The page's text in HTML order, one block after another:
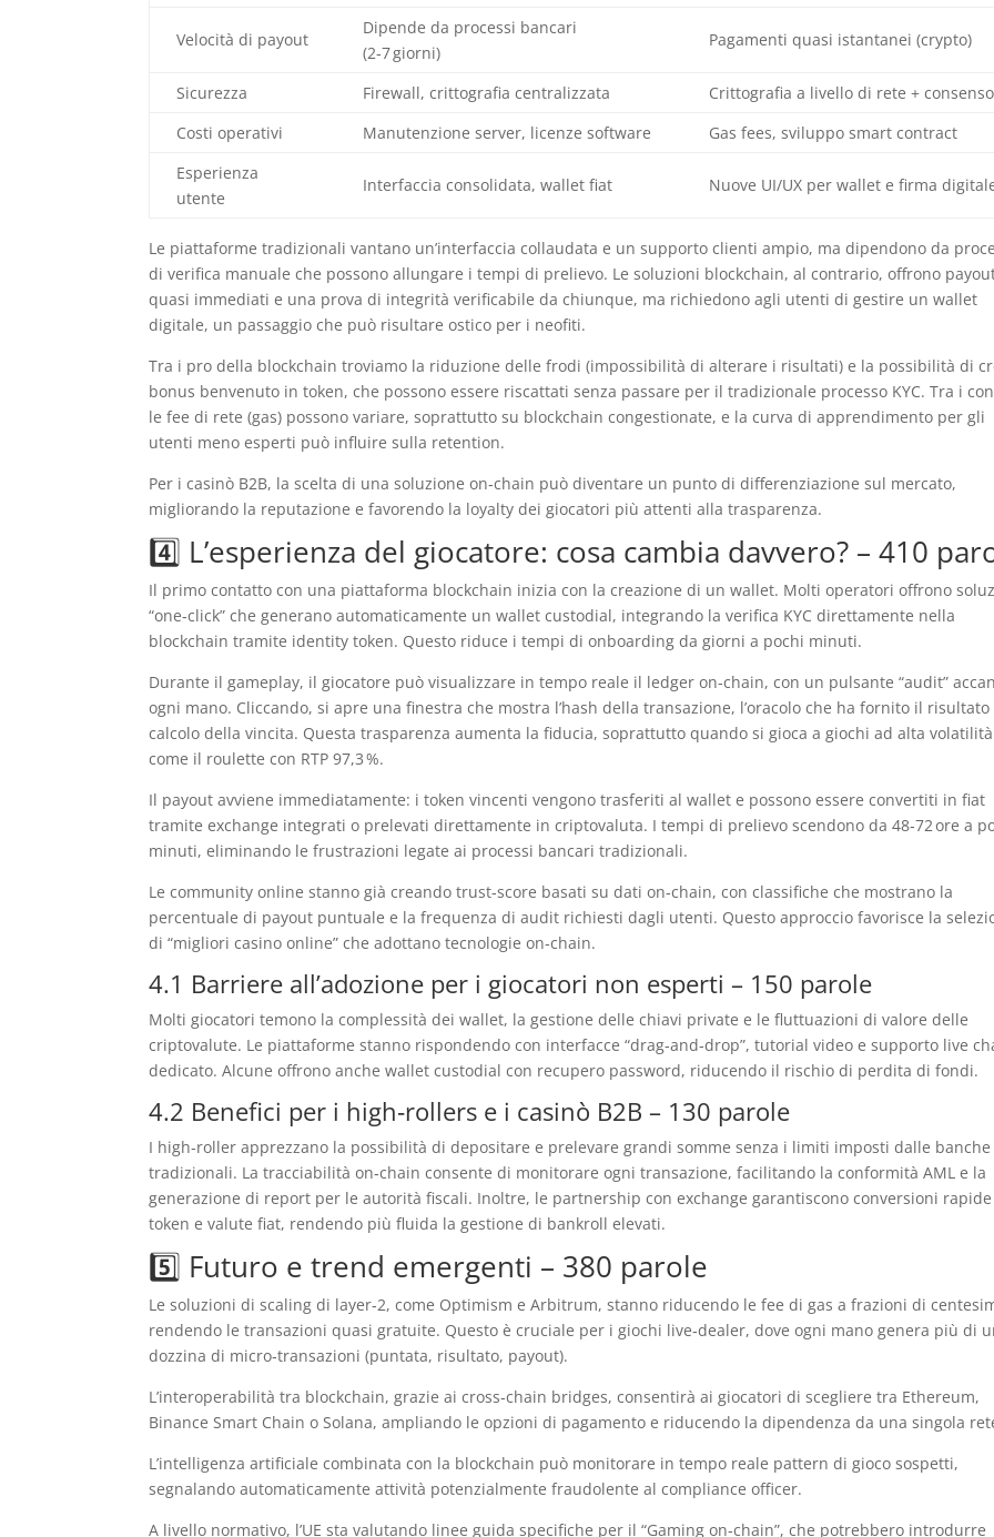
Velocità di payout
Dipende da processi bancari
(2‑7 giorni)
Pagamenti quasi istantanei (crypto)
Sicurezza Firewall, crittografia centralizzata
Crittografia a livello di rete + consenso
Costi operativi
Manutenzione server, licenze software
Gas fees, sviluppo smart contract
Esperienza
utente
Interfaccia consolidata, wallet fiat Nuove UI/UX per wallet e firma
Le piattaforme tradizionali vantano un’interfaccia collaudata e un supporto clienti ampio, ma dipendono da
di verifica manuale che possono allungare i tempi di prelievo. Le soluzioni blockchain, al contrario, offrono
quasi immediati e una prova di integrità verificabile da chiunque, ma richiedono agli utenti di gestire un wallet
digitale, un passaggio che può risultare ostico per i neofiti.
Tra i pro della blockchain troviamo la riduzione delle frodi (impossibilità di alterare i risultati) e la possibilità di
bonus benvenuto in token, che possono essere riscattati senza passare per il tradizionale processo KYC. Tra i
le fee di rete (gas) possono variare, soprattutto su blockchain congestionate, e la curva di apprendimento per gli
utenti meno esperti può influire sulla retention.
Per i casinò B2B, la scelta di una soluzione on‑chain può diventare un punto di differenziazione sul mercato,
migliorando la reputazione e favorendo la loyalty dei giocatori più attenti alla trasparenza.
4️⃣ L’esperienza del giocatore: cosa cambia davvero? – 410
Il primo contatto con una piattaforma blockchain inizia con la creazione di un wallet. Molti operatori offrono
“one‑click” che generano automaticamente un wallet custodial, integrando la verifica KYC direttamente nella
blockchain tramite identity token. Questo riduce i tempi di onboarding da giorni a pochi minuti.
Durante il gameplay, il giocatore può visualizzare in tempo reale il ledger on‑chain, con un pulsante “audit”
ogni mano. Cliccando, si apre una finestra che mostra l’hash della transazione, l’oracolo che ha fornito il risultato
calcolo della vincita. Questa trasparenza aumenta la fiducia, soprattutto quando si gioca a giochi ad alta volatilità
come il roulette con RTP 97,3 %.
Il payout avviene immediatamente: i token vincenti vengono trasferiti al wallet e possono essere convertiti in fiat
tramite exchange integrati o prelevati direttamente in criptovaluta. I tempi di prelievo scendono da 48‑72 ore a
minuti, eliminando le frustrazioni legate ai processi bancari tradizionali.
Le community online stanno già creando trust‑score basati su dati on‑chain, con classifiche che mostrano la
percentuale di payout puntuale e la frequenza di audit richiesti dagli utenti. Questo approccio favorisce la
di “migliori casino online” che adottano tecnologie on‑chain.
4.1 Barriere all’adozione per i giocatori non esperti – 150 parole
Molti giocatori temono la complessità dei wallet, la gestione delle chiavi private e le fluttuazioni di valore delle
criptovalute. Le piattaforme stanno rispondendo con interfacce “drag‑and‑drop”, tutorial video e supporto live
dedicato. Alcune offrono anche wallet custodial con recupero password, riducendo il rischio di perdita di fondi.
4.2 Benefici per i high‑rollers e i casinò B2B – 130 parole
I high‑roller apprezzano la possibilità di depositare e prelevare grandi somme senza i limiti imposti dalle banche
tradizionali. La tracciabilità on‑chain consente di monitorare ogni transazione, facilitando la conformità AML e la
generazione di report per le autorità fiscali. Inoltre, le partnership con exchange garantiscono conversioni
token e valute fiat, rendendo più fluida la gestione di bankroll elevati.
5️⃣ Futuro e trend emergenti – 380 parole
Le soluzioni di scaling di layer‑2, come Optimism e Arbitrum, stanno riducendo le fee di gas a frazioni di
rendendo le transazioni quasi gratuite. Questo è cruciale per i giochi live‑dealer, dove ogni mano genera più di
dozzina di micro‑transazioni (puntata, risultato, payout).
L’interoperabilità tra blockchain, grazie ai cross‑chain bridges, consentirà ai giocatori di scegliere tra Ethereum,
Binance Smart Chain o Solana, ampliando le opzioni di pagamento e riducendo la dipendenza da una singola
L’intelligenza artificiale combinata con la blockchain può monitorare in tempo reale pattern di gioco sospetti,
segnalando automaticamente attività potenzialmente fraudolente al compliance officer.
A livello normativo, l’UE sta valutando linee guida specifiche per il “Gaming on‑chain”, che potrebbero introdurre